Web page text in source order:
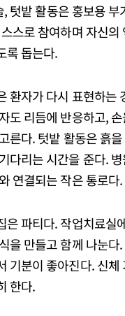
, 텃밭 활동은 홍보용
스로 참여하며 자신의
록 돕는다.
환자가 다시 표현하는
도 리듬에 반응하고,
른다. 텃밭 활동은 흙
다리는 시간을 준다.
연결되는 작은 통로다.
은 파티다. 작업치료실
을 만들고 함께 나눈다
기분이 좋아진다. 신체
한다.